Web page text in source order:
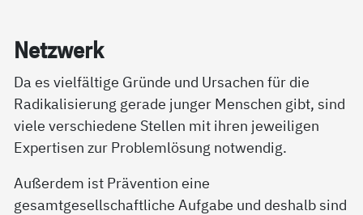
Net­z­­werk
Da es vielfältige Gründe und Ursachen für die
Radikalisierung gerade junger Menschen gibt, sind
viele verschiedene Stellen mit ihren jeweiligen
Expertisen zur Problemlösung notwendig.
Außerdem ist Prävention eine
gesamtgesellschaftliche Aufgabe und deshalb sind